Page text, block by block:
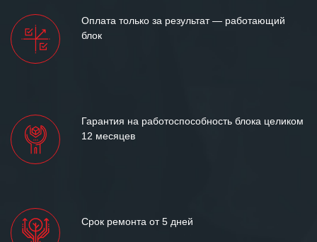
Оплата только за результат — работающий
блок
Гарантия на работоспособность блока целиком
12 месяцев
Срок ремонта от 5 дней